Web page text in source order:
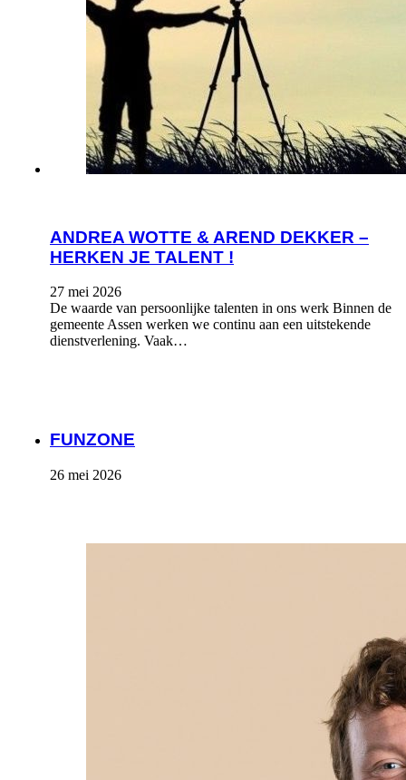
ANDREA WOTTE & AREND DEKKER –
HERKEN JE TALENT !
27 mei 2026
De waarde van persoonlijke talenten in ons werk Binnen de
gemeente Assen werken we continu aan een uitstekende
dienstverlening. Vaak…
FUNZONE
26 mei 2026